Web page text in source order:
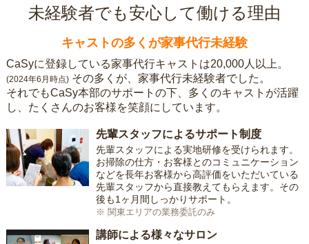
未経験者でも安心して働ける理由
キャストの多くが家事代行未経験
CaSyに登録している家事代行キャストは20,000人以上。
(2024年6月時点) その多くが、家事代行未経験者でした。
それでもCaSy本部のサポートの下、多くのキャストが活躍
し、たくさんのお客様を笑顔にしています。
先輩スタッフによるサポート制度
先輩スタッフによる実地研修を受けられます。
お掃除の仕方・お客様とのコミュニケーション
などを長年お客様から高評価をいただいている
先輩スタッフから直接教えてもらえます。その
後も1ヶ月間しっかりサポート。
※ 関東エリアの業務委託のみ
講師による様々なサロン